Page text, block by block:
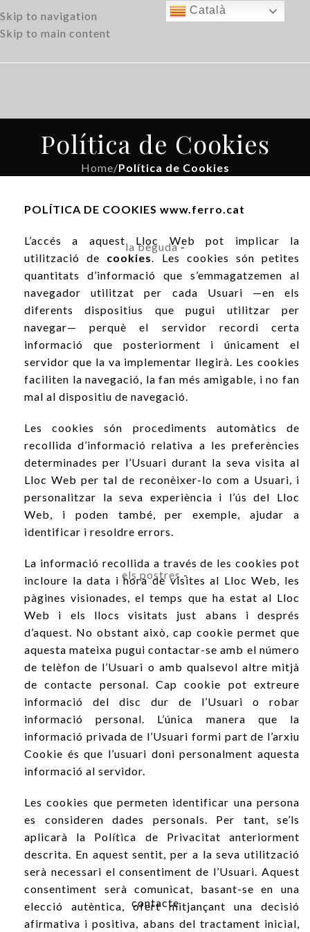
Skip to navigation
Skip to main content
la beguda-
els postres -
contacte
Política de Cookies
Home/Política de Cookies
POLÍTICA DE COOKIES www.ferro.cat
L’accés a aquest Lloc Web pot implicar la
utilització de cookies. Les cookies són petites
quantitats d’informació que s’emmagatzemen al
navegador utilitzat per cada Usuari —en els
diferents dispositius que pugui utilitzar per
navegar— perquè el servidor recordi certa
informació que posteriorment i únicament el
servidor que la va implementar llegirà. Les cookies
faciliten la navegació, la fan més amigable, i no fan
mal al dispositiu de navegació.
Les cookies són procediments automàtics de
recollida d’informació relativa a les preferències
determinades per l’Usuari durant la seva visita al
Lloc Web per tal de reconèixer-lo com a Usuari, i
personalitzar la seva experiència i l’ús del Lloc
Web, i poden també, per exemple, ajudar a
identificar i resoldre errors.
La informació recollida a través de les cookies pot
incloure la data i hora de visites al Lloc Web, les
pàgines visionades, el temps que ha estat al Lloc
Web i els llocs visitats just abans i després
d’aquest. No obstant això, cap cookie permet que
aquesta mateixa pugui contactar-se amb el número
de telèfon de l’Usuari o amb qualsevol altre mitjà
de contacte personal. Cap cookie pot extreure
informació del disc dur de l’Usuari o robar
informació personal. L’única manera que la
informació privada de l’Usuari formi part de l’arxiu
Cookie és que l’usuari doni personalment aquesta
informació al servidor.
Les cookies que permeten identificar una persona
es consideren dades personals. Per tant, se’ls
aplicarà la Política de Privacitat anteriorment
descrita. En aquest sentit, per a la seva utilització
serà necessari el consentiment de l’Usuari. Aquest
consentiment serà comunicat, basant-se en una
elecció autèntica, ofert mitjançant una decisió
afirmativa i positiva, abans del tractament inicial,
Català